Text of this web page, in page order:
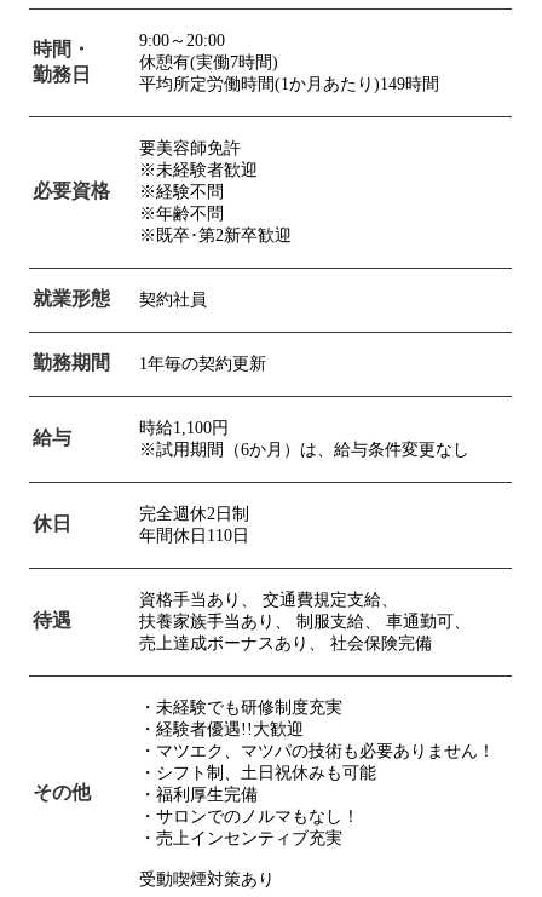
時間・
勤務日
9:00～20:00
休憩有(実働7時間)
平均所定労働時間(1か月あたり)149時間
必要資格
要美容師免許
※未経験者歓迎
※経験不問
※年齢不問
※既卒･第2新卒歓迎
就業形態 契約社員
勤務期間 1年毎の契約更新
給与
時給1,100円
※試用期間（6か月）は、給与条件変更なし
休日
完全週休2日制
年間休日110日
待遇
資格手当あり、
交通費規定支給、
扶養家族手当あり、
制服支給、
車通勤可、
売上達成ボーナスあり、
社会保険完備
その他
・未経験でも研修制度充実
・経験者優遇!!大歓迎
・マツエク、マツパの技術も必要ありません！
・シフト制、土日祝休みも可能
・福利厚生完備
・サロンでのノルマもなし！
・売上インセンティブ充実
受動喫煙対策あり